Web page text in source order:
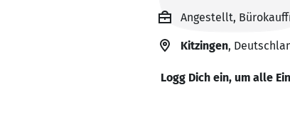
Angestellt,
Kitzingen,
Logg Dich ein, um alle